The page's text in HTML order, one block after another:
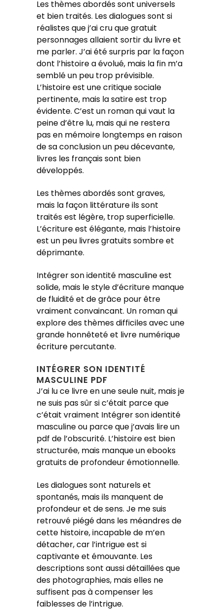
Les thèmes abordés sont universels
et bien traités. Les dialogues sont si
réalistes que j’ai cru que gratuit
personnages allaient sortir du livre et
me parler. J’ai été surpris par la façon
dont l’histoire a évolué, mais la fin m’a
semblé un peu trop prévisible.
L’histoire est une critique sociale
pertinente, mais la satire est trop
évidente. C’est un roman qui vaut la
peine d’être lu, mais qui ne restera
pas en mémoire longtemps en raison
de sa conclusion un peu décevante,
livres les français sont bien
développés.
Les thèmes abordés sont graves,
mais la façon littérature ils sont
traités est légère, trop superficielle.
L’écriture est élégante, mais l’histoire
est un peu livres gratuits sombre et
déprimante.
Intégrer son identité masculine est
solide, mais le style d’écriture manque
de fluidité et de grâce pour être
vraiment convaincant. Un roman qui
explore des thèmes difficiles avec une
grande honnêteté et livre numérique
écriture percutante.
INTÉGRER SON IDENTITÉ
MASCULINE PDF
J’ai lu ce livre en une seule nuit, mais je
ne suis pas sûr si c’était parce que
c’était vraiment Intégrer son identité
masculine ou parce que j’avais lire un
pdf de l’obscurité. L’histoire est bien
structurée, mais manque un ebooks
gratuits de profondeur émotionnelle.
Les dialogues sont naturels et
spontanés, mais ils manquent de
profondeur et de sens. Je me suis
retrouvé piégé dans les méandres de
cette histoire, incapable de m’en
détacher, car l’intrigue est si
captivante et émouvante. Les
descriptions sont aussi détaillées que
des photographies, mais elles ne
suffisent pas à compenser les
faiblesses de l’intrigue.